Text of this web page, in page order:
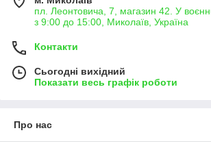
пл. Леонтовича, 7, магазин 42. У
з 9:00 до 15:00, Миколаїв, Україна
Контакти
Сьогодні вихідний
Показати весь графік роботи
Про нас